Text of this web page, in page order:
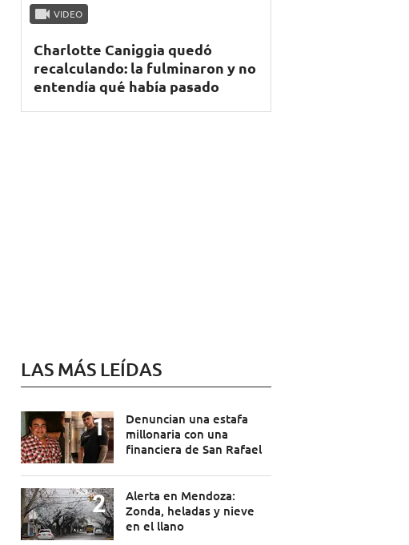
VIDEO
Charlotte Caniggia quedó
recalculando: la fulminaron y no
entendía qué había pasado
LAS MÁS LEÍDAS
Denuncian una estafa
millonaria con una
financiera de San Rafael
Alerta en Mendoza:
Zonda, heladas y nieve
en el llano